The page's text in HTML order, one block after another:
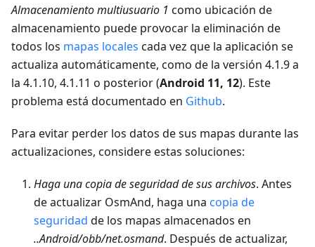
Almacenamiento multiusuario 1 como ubicación de
almacenamiento puede provocar la eliminación de
todos los mapas locales cada vez que la aplicación se
actualiza automáticamente, como de la versión 4.1.9 a
la 4.1.10, 4.1.11 o posterior (Android 11, 12). Este
problema está documentado en Github.
Para evitar perder los datos de sus mapas durante las
actualizaciones, considere estas soluciones:
Haga una copia de seguridad de sus archivos. Antes
de actualizar OsmAnd, haga una copia de
seguridad de los mapas almacenados en
..Android/obb/net.osmand. Después de actualizar,